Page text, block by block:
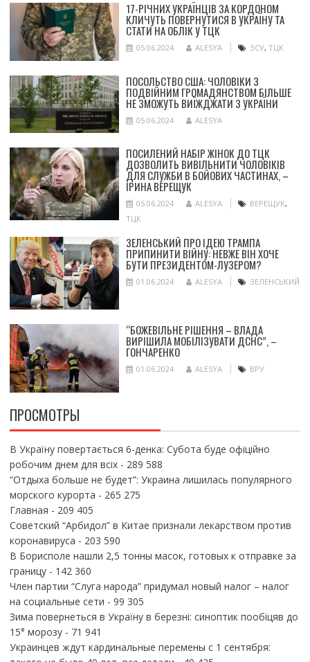
17-РІЧНИХ УКРАЇНЦІВ ЗА КОРДОНОМ
КЛИЧУТЬ ПОВЕРНУТИСЯ В УКРАЇНУ ТА
СТАТИ НА ОБЛІК У ТЦК
05.06.2024 ALESYA ЗСУ, ТЦК
ПОСОЛЬСТВО США: ЧОЛОВІКИ З
ПОДВІЙНИМ ГРОМАДЯНСТВОМ БІЛЬШЕ
НЕ ЗМОЖУТЬ ВИЇЖДЖАТИ З УКРАЇНИ
05.06.2024 ALESYA
ПОСИЛЕНИЙ НАБІР ЖІНОК ДО ТЦК
ДОЗВОЛИТЬ ВИВІЛЬНИТИ ЧОЛОВІКІВ
ДЛЯ СЛУЖБИ В БОЙОВИХ ЧАСТИНАХ, –
ІРИНА ВЕРЕЩУК
05.06.2024 ALESYA ВЕРЕЩУК,
ТЦК
ЗЕЛЕНСЬКИЙ ПРО ІДЕЮ ТРАМПА
ПРИПИНИТИ ВІЙНУ: НЕВЖЕ ВІН ХОЧЕ
БУТИ ПРЕЗИДЕНТОМ-ЛУЗЕРОМ?
01.06.2024 ALESYA ЗЕЛЕНСЬКИЙ
“БОЖЕВІЛЬНЕ РІШЕННЯ – ВЛАДА
ВИРІШИЛА МОБІЛІЗУВАТИ ДСНС”, –
ГОНЧАРЕНКО
01.06.2024 ALESYA ВРУ
ПРОСМОТРЫ
В Україну повертається 6-денка: Субота буде офіційно
робочим днем для всіх- 289 588
“Отдыха больше не будет”: Украина лишилась популярного
морского курорта - 265 275
Главная - 209 405
Советский “Арбидол” в Китае признали лекарством против
коронавируса - 203 590
В Борисполе нашли 2,5 тонны масок, готовых к отправке за
границу- 142 360
Член партии “Слуга народа” придумал новый налог – налог
на социальные сети - 99 305
Зима повернеться в Україну в березні: синоптик пообіцяв до
15° морозу- 71 941
Украинцев ждут кардинальные перемены с 1 сентября: